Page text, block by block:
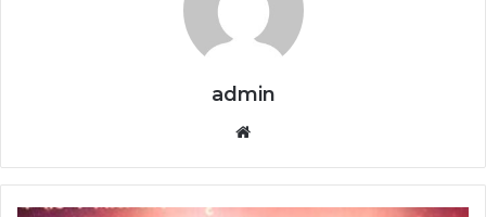
admin